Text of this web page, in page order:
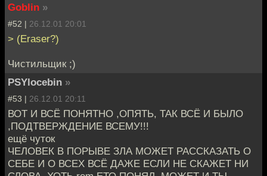
Goblin »
#52 | 26.12.01 20:01
> (Eraser?)
Чистильщик ;)
PSYlocebin »
#53 | 26.12.01 20:11
ВОТ И ВСЁ ПОНЯТНО ,ОПЯТЬ, ТАК ВСЁ И БЫЛО
,ПОДТВЕРЖДЕНИЕ ВСЕМУ!!!
ещё чуток
ЧЕЛОВЕК В ПОРЫВЕ ЗЛА МОЖЕТ РАССКАЗАТЬ О
СЕБЕ И О ВСЕХ ВСЁ ДАЖЕ ЕСЛИ НЕ СКАЖЕТ НИ